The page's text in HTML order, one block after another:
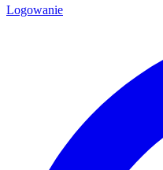
Logowanie